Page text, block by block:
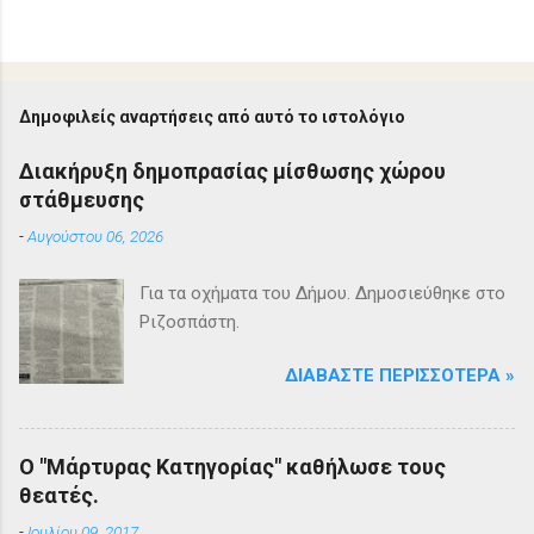
Δημοφιλείς αναρτήσεις από αυτό το ιστολόγιο
Διακήρυξη δημοπρασίας μίσθωσης χώρου
στάθμευσης
-Αυγούστου 06, 2026
Για τα οχήματα του Δήμου. Δημοσιεύθηκε στο
Ριζοσπάστη.
ΔΙΑΒΆΣΤΕ ΠΕΡΙΣΣΌΤΕΡΑ »
Ο "Μάρτυρας Κατηγορίας" καθήλωσε τους
θεατές.